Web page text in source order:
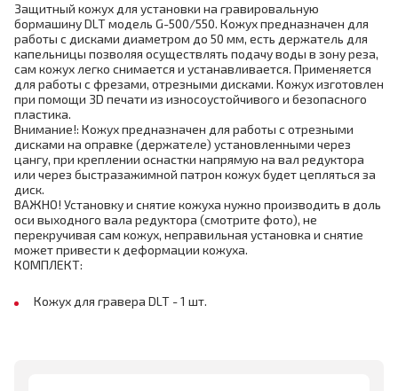
Защитный кожух для установки на гравировальную
бормашину DLT модель G-500/550. Кожух предназначен для
работы с дисками диаметром до 50 мм, есть держатель для
капельницы позволяя осуществлять подачу воды в зону реза,
сам кожух легко снимается и устанавливается. Применяется
для работы с фрезами, отрезными дисками. Кожух изготовлен
при помощи 3D печати из износоустойчивого и безопасного
пластика.
Внимание!: Кожух предназначен для работы с отрезными
дисками на оправке (держателе) установленными через
цангу, при креплении оснастки напрямую на вал редуктора
или через быстразажимной патрон кожух будет цепляться за
диск.
ВАЖНО! Установку и снятие кожуха нужно производить в доль
оси выходного вала редуктора (смотрите фото), не
перекручивая сам кожух, неправильная установка и снятие
может привести к деформации кожуха.
КОМПЛЕКТ:
Кожух для гравера DLT - 1 шт.